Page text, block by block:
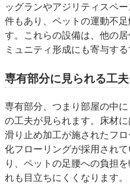
ッグランやアジリティスペー
件もあり、ペットの運動不
す。これらの設備は、他の
ミュニティ形成にも寄与する
専有部分に見られる工夫
専有部分、つまり部屋の中
の工夫が見られます。床材
滑り止め加工が施されたフ
化フローリングが採用され
り、ペットの足腰への負担
れも目立ちにくくなります。